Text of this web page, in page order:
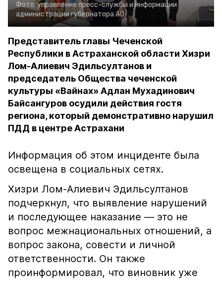
Фото: управление пресс-службы и информации
администрации губернатора АО
Представитель главы Чеченской
Республики в Астраханской области Хизри
Лом-Алиевич Эдильсултанов и
председатель Общества чеченской
культуры «Вайнах» Адлан Мухадинович
Байсангуров осудили действия гостя
региона, который демонстративно нарушил
ПДД в центре Астрахани
Информация об этом инциденте была
освещена в социальных сетях.
Хизри Лом-Алиевич Эдильсултанов
подчеркнул, что выявление нарушений
и последующее наказание — это не
вопрос межнациональных отношений, а
вопрос закона, совести и личной
ответственности. Он также
проинформировал, что виновник уже